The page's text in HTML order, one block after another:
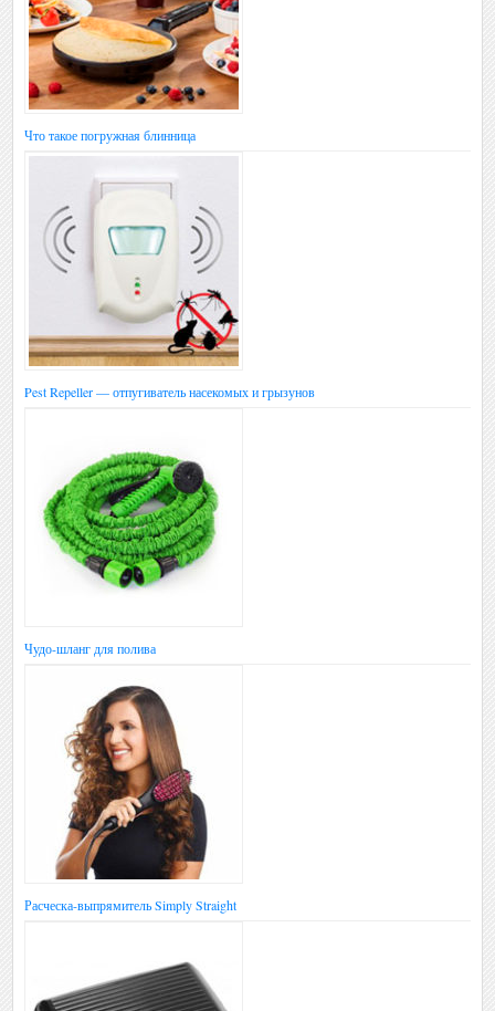
Что такое погружная блинница
Pest Repeller — отпугиватель насекомых и грызунов
Чудо-шланг для полива
Расческа-выпрямитель Simply Straight